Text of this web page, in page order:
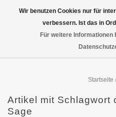
Startseite /
Artikel mit Schlagwort
Sage
Wir benutzen Cookies nur für
verbessern. Ist das in
Für weitere Informationen